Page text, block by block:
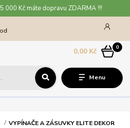
000 Kč máte dopravu ZDARMA !!!
Menu
0
0,00 Kč
VYPÍNAČE A ZÁSUVKY ELITE DEKOR